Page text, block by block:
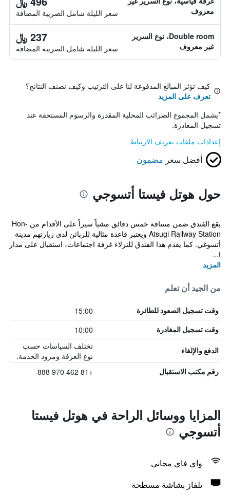
معروف
سعر الليلة شامل الصريبة المضافة
Double room، نوع السرير
غير معروف
237 ﷼
سعر الليلة شامل الصريبة المضافة
كيف تؤثر المبالغ المدفوعة لنا على الترتيب وكيف نصنف النتائج؟
تعرف على المزيد
*يشمل المجموع الضرائب المحلية المقدرة والرسوم المستحقة عند
تسجيل المغادرة.
إعدادات ملفات تعريف الارتباط
أفضل سعر مضمون
حول هوتل فيستا أتسوجي
يقع الفندق ضمن مسافة خمس دقائق مشياً سيراً على الأقدام من Hon-
Atsugi Railway Station ويعتبر قاعدة مثالية للزبائن لدى زيارتهم مدينة
أتسوغي. كما يقدم هذا الفندق للنزلاء غرفة اجتماعات، استقبال على مدار
ا...
المزيد
من الجيد أن تعلم
وقت تسجيل الصعود للطائرة 15:00
وقت تسجيل المغادرة 10:00
الدفع والإلغاء
تختلف السياسات حسب
نوع الغرفة ومزود الخدمة.
رقم مكتب الاستقبال +81 462 970 888
المزايا ووسائل الراحة في هوتل فيستا
أتسوجي
واي فاي مجاني
تلفاز بشاشة مسطحة